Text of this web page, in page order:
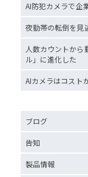
AI防犯カメラで企
夜勤帯の転倒を見
人数カウントか
ル」に進化した
AIカメラはコスト
ブログ
告知
製品情報